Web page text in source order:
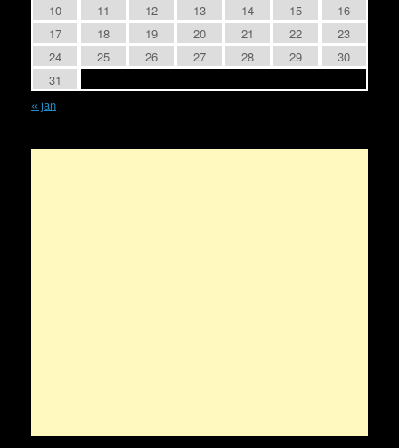
10
11 12 13 14 15
16
17
18 19 20 21 22
23
24
25 26 27 28 29
30
31
« jan